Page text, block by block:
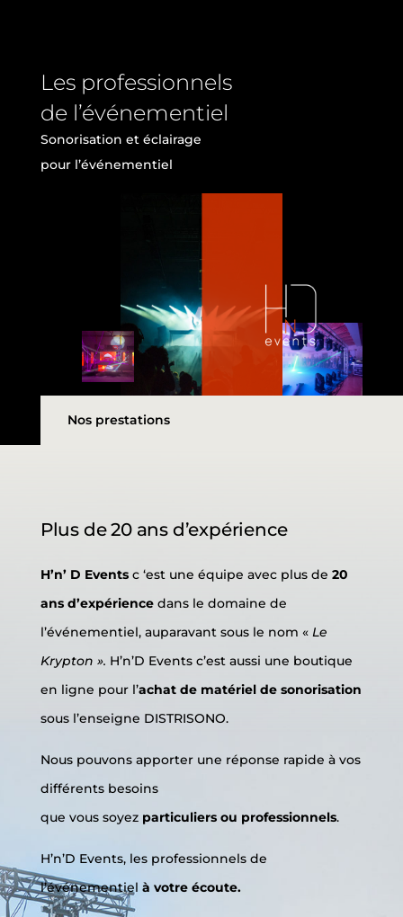
Les professionnels
de l’événementiel
Sonorisation et éclairage
pour l’événementiel
Nos prestations
Plus de 20 ans d’expérience
H’n’ D Eventsc ‘est une équipe avec plus de 20
ans d’expériencedans le domaine de
l’événementiel, auparavant sous le nom « Le
Krypton ». H’n’D Events c’est aussi une boutique
en ligne pour l’achat de matériel de sonorisation
sous l’enseigne DISTRISONO.
Nous pouvons apporter une réponse rapide à vos
différents besoins
que vous soyez particuliers ou professionnels.
H’n’D Events, les professionnels de
l’événementiel à votre écoute.